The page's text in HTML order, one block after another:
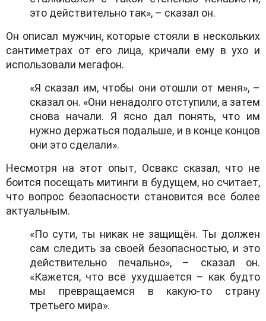
это действительно так», – сказал он.
Он описал мужчин, которые стояли в нескольких
сантиметрах от его лица, кричали ему в ухо и
использовали мегафон.
«Я сказал им, чтобы они отошли от меня», –
сказал он. «Они ненадолго отступили, а затем
снова начали. Я ясно дал понять, что им
нужно держаться подальше, и в конце концов
они это сделали».
Несмотря на этот опыт, Освакс сказал, что не
боится посещать митинги в будущем, но считает,
что вопрос безопасности становится всё более
актуальным.
«По сути, ты никак не защищён. Ты должен
сам следить за своей безопасностью, и это
действительно печально», – сказал он.
«Кажется, что всё ухудшается – как будто
мы превращаемся в какую-то страну
третьего мира».